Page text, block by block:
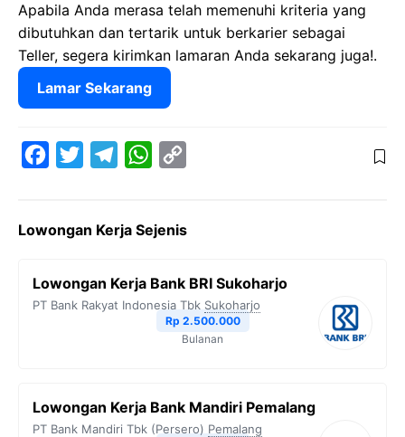
Apabila Anda merasa telah memenuhi kriteria yang
dibutuhkan dan tertarik untuk berkarier sebagai
Teller, segera kirimkan lamaran Anda sekarang juga!.
Lamar Sekarang
e
o
t
e
e
r
W
t
A
y
n
k
Lowongan Kerja Sejenis
Lowongan Kerja Bank BRI Sukoharjo
PT Bank Rakyat Indonesia Tbk Sukoharjo
Rp 2.500.000
Bulanan
Lowongan Kerja Bank Mandiri Pemalang
PT Bank Mandiri Tbk (Persero) Pemalang